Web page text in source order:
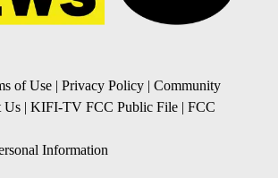
of Use | Privacy Policy | Community
Us | KIFI-TV FCC Public File | FCC
Information